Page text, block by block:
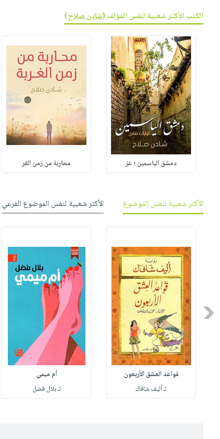
أطفال
مناسبات
فيديوهات
أسئلة
يتكرر
طرحها
خدمات
وفرات
انشر
كتابك
تواصل
عربة
التسوق
الإصدارات
الكتب الأكثر شعبية لنفس المؤلف (شادن صلاح)
دمشق الياسمين ؛ غز محاربة من زمن الغر
الأكثر شعبية لنفس الموضوع الأكثر شعبية لنفس الموضوع الفرعي
Previous
قواعد العشق الأربعون
لـ أليف شافاك
أم ميمي
لـ بلال فضل